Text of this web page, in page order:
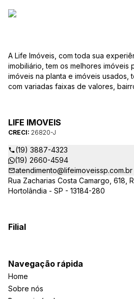
A Life Imóveis, com toda sua
imobiliário, tem os melhores imóveis
imóveis na planta e imóveis usados,
com variadas faixas de valores,
as suas dúvidas sobre casas,
comerciais e outros produtos
LIFE IMOVEIS
CRECI: 26820-J
(19) 3887-4323
(19) 2660-4594
atendimento@lifeimoveissp.com.br
Rua Zacharias Costa Camargo, 618,
Hortolândia - SP - 13184-280
Filial
Navegação rápida
Home
Sobre nós